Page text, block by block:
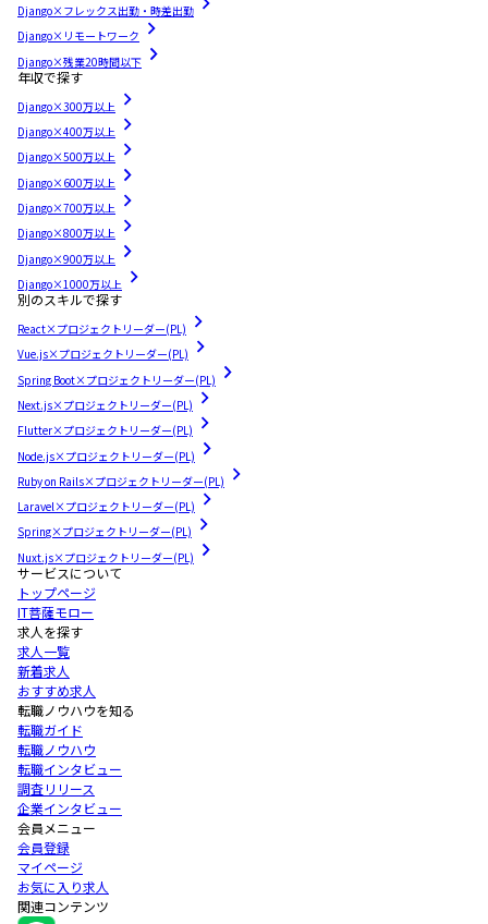
Django×フレックス出勤・時差出勤
Django×リモートワーク
Django×残業20時間以下
年収で探す
Django×300万以上
Django×400万以上
Django×500万以上
Django×600万以上
Django×700万以上
Django×800万以上
Django×900万以上
Django×1000万以上
別のスキルで探す
React×プロジェクトリーダー(PL)
Vue.js×プロジェクトリーダー(PL)
Spring Boot×プロジェクトリーダー(PL)
Next.js×プロジェクトリーダー(PL)
Flutter×プロジェクトリーダー(PL)
Node.js×プロジェクトリーダー(PL)
Ruby on Rails×プロジェクトリーダー(PL)
Laravel×プロジェクトリーダー(PL)
Spring×プロジェクトリーダー(PL)
Nuxt.js×プロジェクトリーダー(PL)
サービスについて
トップページ
IT菩薩モロー
求人を探す
求人一覧
新着求人
おすすめ求人
転職ノウハウを知る
転職ガイド
転職ノウハウ
転職インタビュー
調査リリース
企業インタビュー
会員メニュー
会員登録
マイページ
お気に入り求人
関連コンテンツ